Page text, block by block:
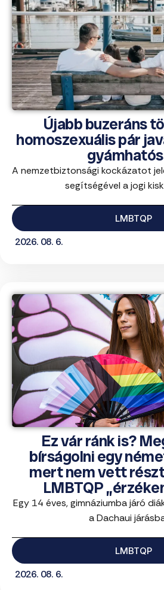
Újabb buzeráns
homoszexuális pár
A nemzetbiztonsági kockázatot
segítségével a jogi
LMBTQP
2026. 08. 6.
Ez vár ránk is?
bírságolni egy
mert nem vett
LMBTQP
Egy 14 éves, gimnáziumba járó
a Dachaui
LMBTQP
2026. 08. 6.